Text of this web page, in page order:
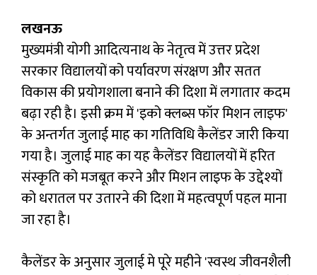
लखनऊ
मुख्यमंत्री योगी आदित्यनाथ के नेतृत्व में उत्तर प्रदेश
सरकार विद्यालयों को पर्यावरण संरक्षण और सतत
विकास की प्रयोगशाला बनाने की दिशा में लगातार कदम
बढ़ा रही है। इसी क्रम में 'इको क्लब्स फॉर मिशन लाइफ'
के अन्तर्गत जुलाई माह का गतिविधि कैलेंडर जारी किया
गया है। जुलाई माह का यह कैलेंडर विद्यालयों में हरित
संस्कृति को मजबूत करने और मिशन लाइफ के उद्देश्यों
को धरातल पर उतारने की दिशा में महत्वपूर्ण पहल माना
जा रहा है।
कैलेंडर के अनुसार जुलाई मे पूरे महीने 'स्वस्थ जीवनशैली